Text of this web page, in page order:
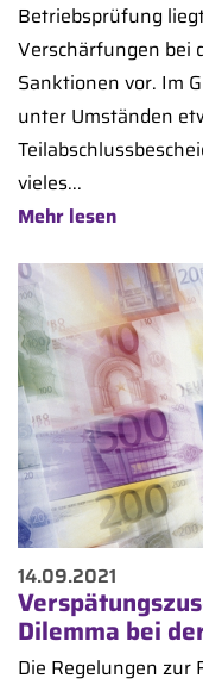
Betriebsprüfung
Verschärfungen bei
Sanktionen vor. Im
unter Umständen
vieles...
Mehr lesen
14.09.2021
Dilemma bei
Die Regelungen zur